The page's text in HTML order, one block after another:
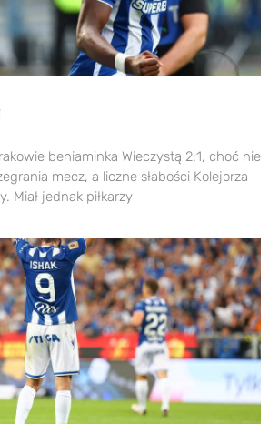
beniaminka Wieczystą 2:1, choć nie
mecz, a liczne słabości Kolejorza
Miał jednak piłkarzy